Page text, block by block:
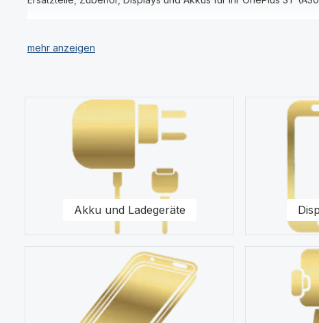
Kaufen Sie nur Original Zubehör vom OnePlus 3T (A3003)
Gerne steht Ihnen unser Kundenservice bezüglich Fragen zu
Kategoriegalerie überspringen
Akku und Ladegeräte